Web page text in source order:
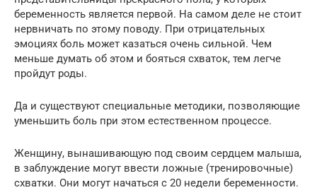
беременность является первой. На самом деле не стоит
нервничать по этому поводу. При отрицательных
эмоциях боль может казаться очень сильной. Чем
меньше думать об этом и бояться схваток, тем легче
пройдут роды.
Да и существуют специальные методики, позволяющие
уменьшить боль при этом естественном процессе.
Женщину, вынашивающую под своим сердцем малыша,
в заблуждение могут ввести ложные (тренировочные)
схватки. Они могут начаться с 20 недели беременности.